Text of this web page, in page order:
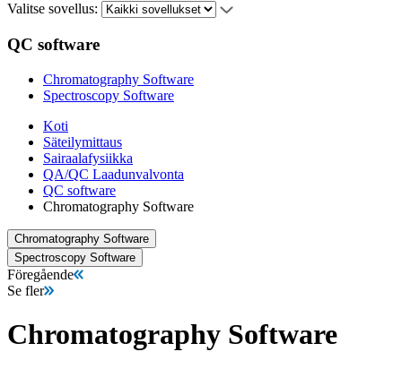
Valitse sovellus:
QC software
Chromatography Software
Spectroscopy Software
Koti
Säteilymittaus
Sairaalafysiikka
QA/QC Laadunvalvonta
QC software
Chromatography Software
Chromatography Software
Spectroscopy Software
Föregående
Se fler
Chromatography Software